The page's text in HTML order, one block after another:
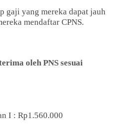
gaji yang mereka dapat jauh
mendaftar CPNS.
oleh PNS sesuai
I : Rp1.560.000